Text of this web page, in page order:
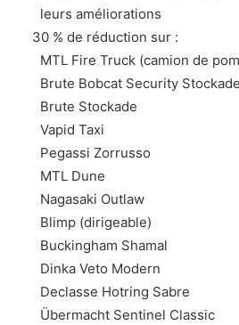
leurs améliorations
30 % de réduction sur :
MTL Fire Truck (camion de
Brute Bobcat Security Stockade
Brute Stockade
Vapid Taxi
Pegassi Zorrusso
MTL Dune
Nagasaki Outlaw
Blimp (dirigeable)
Buckingham Shamal
Dinka Veto Modern
Declasse Hotring Sabre
Übermacht Sentinel Classic